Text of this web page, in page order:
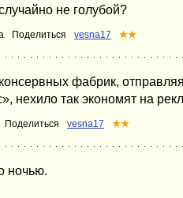
не голубой?
Поделиться vesna17 ★★
фабрик,
нехило так экономят на
Поделиться vesna17 ★★
ночью.